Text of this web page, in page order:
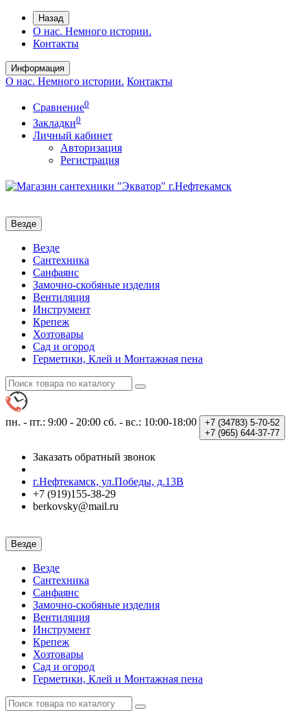
Назад
О нас. Немного истории.
Контакты
Информация
О нас. Немного истории. Контакты
Сравнение0
Закладки0
Личный кабинет
Авторизация
Регистрация
Везде
Везде
Сантехника
Санфаянс
Замочно-скобяные изделия
Вентиляция
Инструмент
Крепеж
Хозтовары
Сад и огород
Герметики, Клей и Монтажная пена
пн. - пт.: 9:00 - 20:00 сб. - вс.: 10:00-18:00 +7 (34783) 5-70-52
+7 (965) 644-37-77
Заказать обратный звонок
г.Нефтекамск, ул.Победы, д.13В
+7 (919)155-38-29
berkovsky@mail.ru
Везде
Везде
Сантехника
Санфаянс
Замочно-скобяные изделия
Вентиляция
Инструмент
Крепеж
Хозтовары
Сад и огород
Герметики, Клей и Монтажная пена